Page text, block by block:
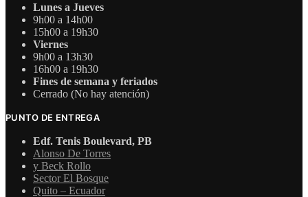
Lunes a Jueves
9h00 a 14h00
15h00 a 19h30
Viernes
9h00 a 13h30
16h00 a 19h30
Fines de semana y feriados
Cerrado (No hay atención)
PUNTO DE ENTREGA
Edf. Tenis Boulevard, PB
Alonso De Torres
y Beck Rollo
Sector El Bosque
Quito – Ecuador